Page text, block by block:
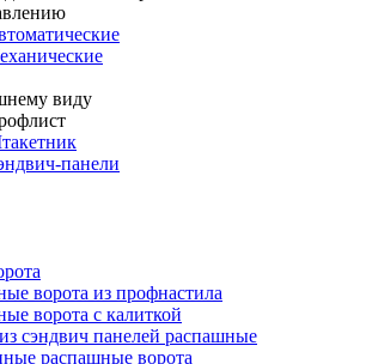
виду
панели
ворота из профнастила
ворота с калиткой
сэндвич панелей распашные
распашные ворота